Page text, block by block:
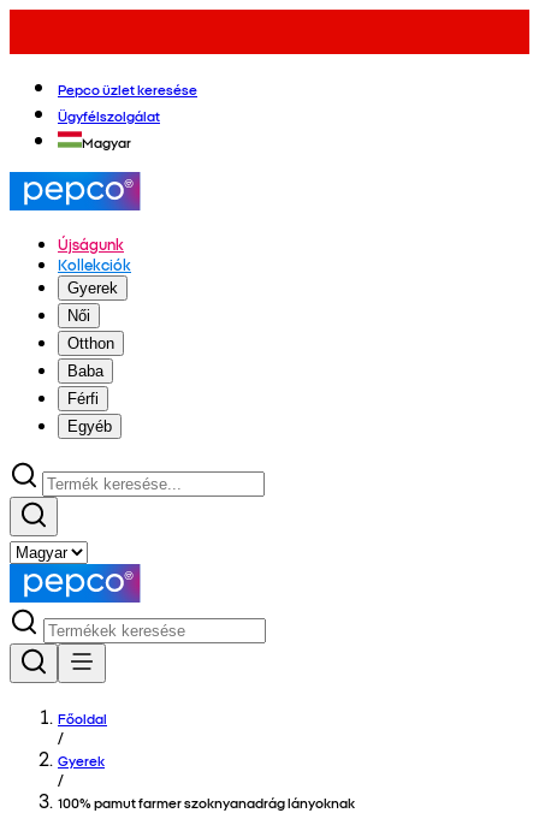
Pepco üzlet keresése
Ügyfélszolgálat
Magyar
Újságunk
Kollekciók
Gyerek
Női
Otthon
Baba
Férfi
Egyéb
Főoldal
/
Gyerek
/
100% pamut farmer szoknyanadrág lányoknak